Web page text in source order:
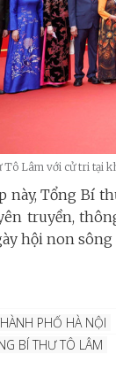
Tô Lâm với cử tri tại
này, Tổng Bí
truyền,
hội non sông
PHỐ HÀ NỘI
BÍ THƯ TÔ LÂM